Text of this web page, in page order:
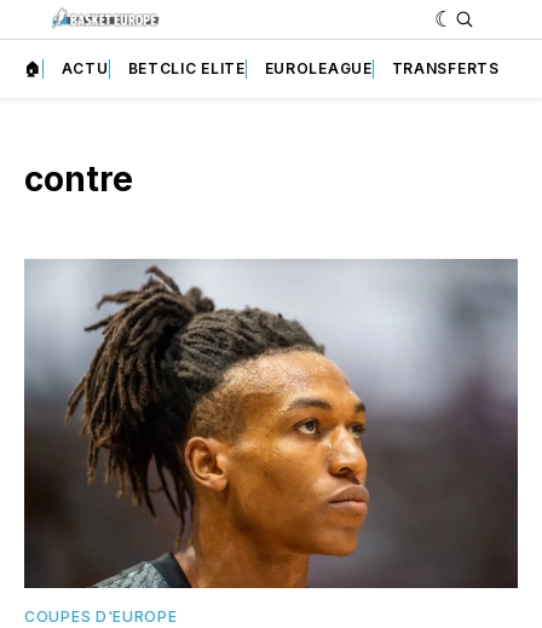
🏠 ACTU BETCLIC ELITE EUROLEAGUE TRANSFERTS
contre
COUPES D'EUROPE